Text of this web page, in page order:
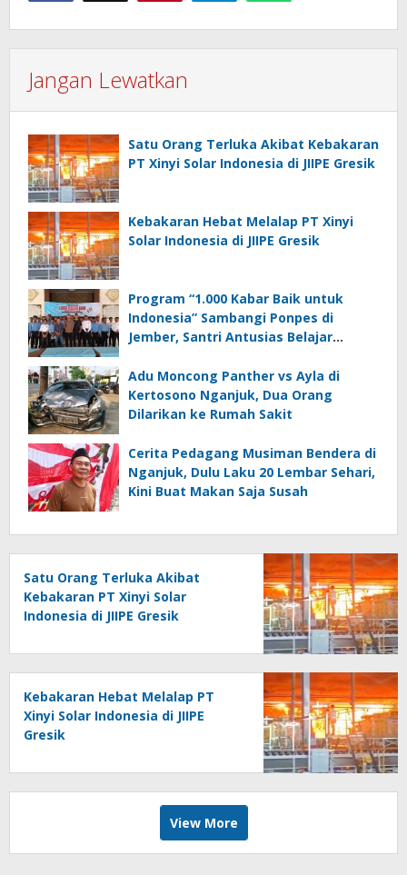
Jangan Lewatkan
Satu Orang Terluka Akibat Kebakaran
PT Xinyi Solar Indonesia di JIIPE Gresik
Kebakaran Hebat Melalap PT Xinyi
Solar Indonesia di JIIPE Gresik
Program “1.000 Kabar Baik untuk
Indonesia” Sambangi Ponpes di
Jember, Santri Antusias Belajar
Adu Moncong Panther vs Ayla di
Kertosono Nganjuk, Dua Orang
Dilarikan ke Rumah Sakit
Cerita Pedagang Musiman Bendera di
Nganjuk, Dulu Laku 20 Lembar Sehari,
Kini Buat Makan Saja Susah
Satu Orang Terluka Akibat
Kebakaran PT Xinyi Solar
Indonesia di JIIPE Gresik
Kebakaran Hebat Melalap PT
Xinyi Solar Indonesia di JIIPE
Gresik
View More